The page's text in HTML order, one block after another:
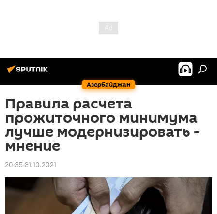
Азербайджан
Правила расчета
прожиточного минимума
лучше модернизировать -
мнение
20:35 31.10.2021